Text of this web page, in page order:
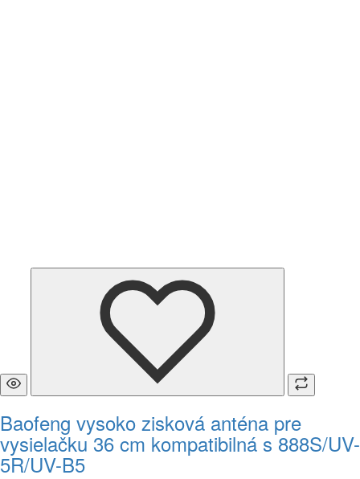
Baofeng vysoko zisková anténa pre
vysielačku 36 cm kompatibilná s 888S/UV-
5R/UV-B5